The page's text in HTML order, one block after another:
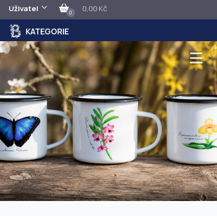
Uživatel 0 0,00 Kč
KATEGORIE